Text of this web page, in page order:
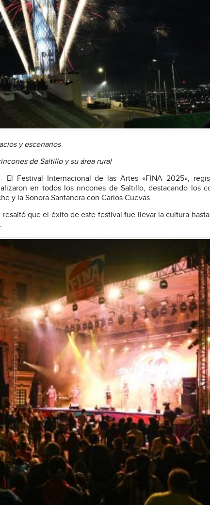
y escenarios
de Saltillo y su área rural
Festival Internacional de las Artes «FINA 2025»,
en todos los rincones de Saltillo, destacando los
y la Sonora Santanera con Carlos Cuevas.
que el éxito de este festival fue llevar la cultura